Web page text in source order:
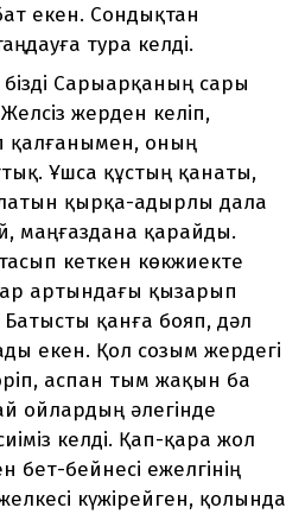
екен. Сондықтан
тура келді.
Сарыарқаның сары
жерден келіп,
қалғанымен, оның
Ұшса құстың қанаты,
қырқа-адырлы дала
маңғаздана қарайды.
кеткен көкжиекте
артындағы қызарып
қанға бояп, дәл
екен. Қол созым жердегі
аспан тым жақын ба
ойлардың әлегінде
келді. Қап-қара жол
бет-бейнесі ежелгінің
күжірейген, қолында